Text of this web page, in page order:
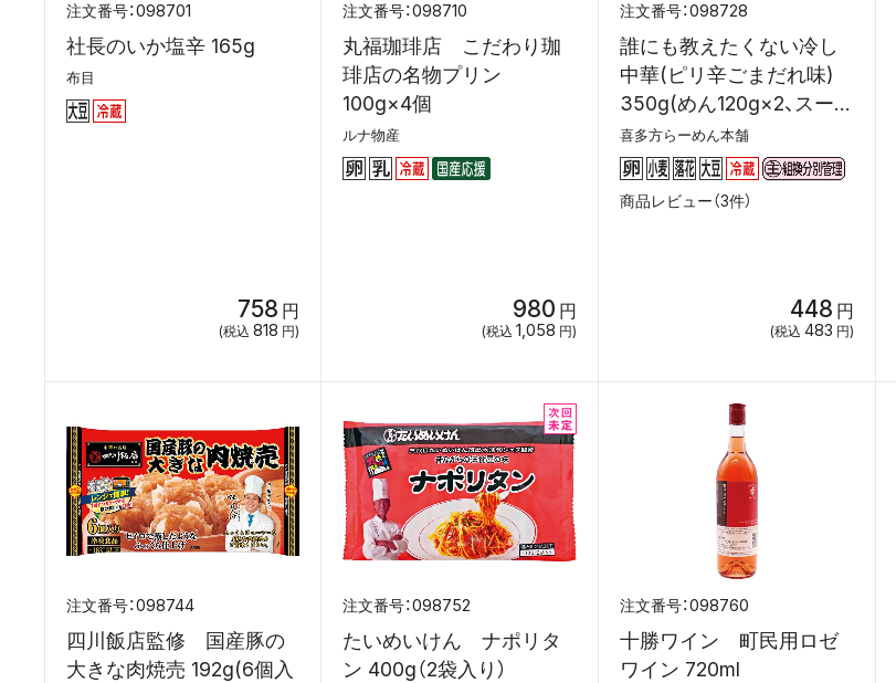
098701
社長のいか塩辛 165g
布目
758 円
(税込 818 円)
098710
丸福珈琲店 こだわり珈
琲店の名物プリン
100g×4個
ルナ物産
980 円
(税込 1,058 円)
098728
誰にも教えたくない冷し
中華(ピリ辛ごまだれ味)
350g(めん120g×2、スー
プ55g×2)
喜多方らーめん本舗
商品レビュー（3件）
448 円
(税込 483 円)
098744
四川飯店監修 国産豚の
大きな肉焼売 192g(6個入
098752
たいめいけん ナポリタ
ン 400g（2袋入り）
098760
十勝ワイン 町民用ロゼ
ワイン 720ml